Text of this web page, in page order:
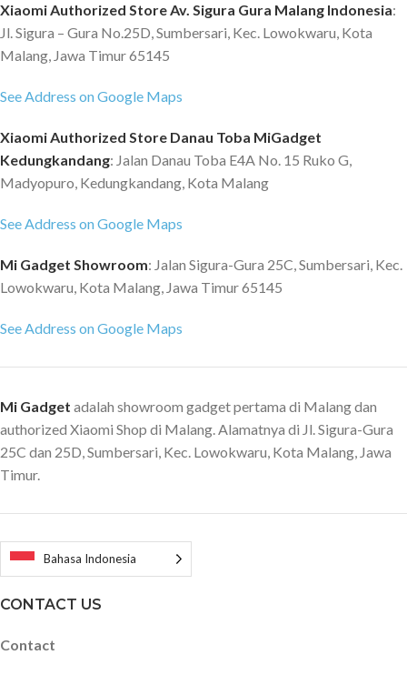
Xiaomi Authorized Store Av. Sigura Gura Malang Indonesia:
Jl. Sigura – Gura No.25D, Sumbersari, Kec. Lowokwaru, Kota
Malang, Jawa Timur 65145
See Address on Google Maps
Xiaomi Authorized Store Danau Toba MiGadget
Kedungkandang: Jalan Danau Toba E4A No. 15 Ruko G,
Madyopuro, Kedungkandang, Kota Malang
See Address on Google Maps
Mi Gadget Showroom: Jalan Sigura-Gura 25C, Sumbersari, Kec.
Lowokwaru, Kota Malang, Jawa Timur 65145
See Address on Google Maps
Mi Gadget adalah showroom gadget pertama di Malang dan
authorized Xiaomi Shop di Malang. Alamatnya di Jl. Sigura-Gura
25C dan 25D, Sumbersari, Kec. Lowokwaru, Kota Malang, Jawa
Timur.
Bahasa Indonesia
CONTACT US
Contact